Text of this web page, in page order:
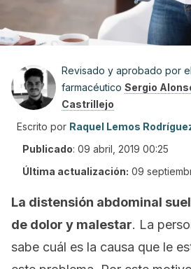
Revisado y aprobado por el
farmacéutico Sergio
Castrillejo
Escrito por Raquel Lemos
Publicado: 09 abril, 2019 00:25
Última actualización: 09
La distensión abdominal
de dolor y malestar. La
sabe cuál es la causa que le